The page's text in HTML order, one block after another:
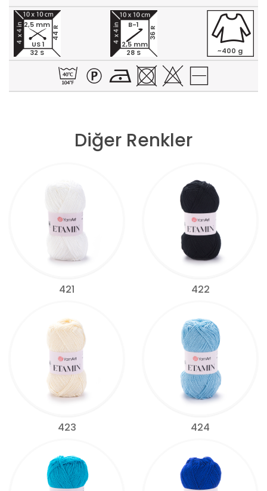
32 S
44 R
2,5 mm
US 1
28 S
36 R
B-1
2,5 mm
~400 g
Diğer Renkler
421 422
423 424